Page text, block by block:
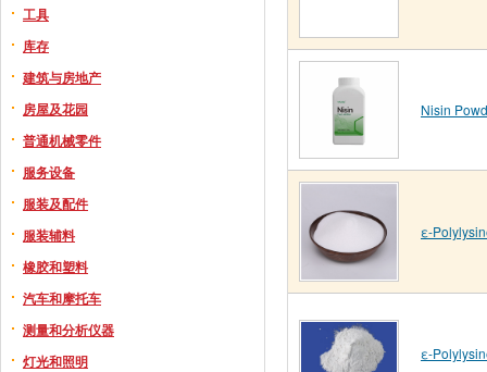
工具
库存
建筑与房地产
房屋及花园
普通机械零件
服务设备
服装及配件
服装辅料
橡胶和塑料
汽车和摩托车
测量和分析仪器
灯光和照明
Nisin
ε-
ε-